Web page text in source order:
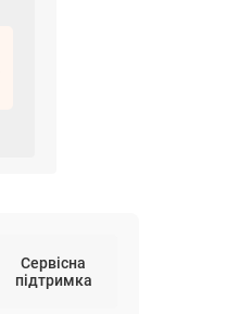
Сервісна
підтримка